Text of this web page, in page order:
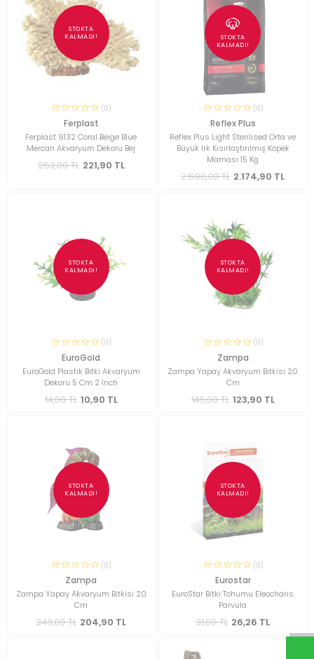
STOKTA
KALMADI!
(0)
Ferplast
Ferplast 9132 Coral Beige Blue
Mercan Akvaryum Dekoru Bej
262,00 TL 221,90 TL
STOKTA
KALMADI!
(0)
Reflex Plus
Reflex Plus Light Sterilised Orta ve
Büyük Irk Kısırlaştırılmış Köpek
Maması 15 Kg
2.690,00 TL 2.174,90 TL
STOKTA
KALMADI!
(0)
EuroGold
EuroGold Plastik Bitki Akvaryum
Dekoru 5 Cm 2 İnch
14,00 TL 10,90 TL
STOKTA
KALMADI!
(0)
Zampa
Zampa Yapay Akvaryum Bitkisi 20
Cm
145,00 TL 123,90 TL
STOKTA
KALMADI!
(0)
Zampa
Zampa Yapay Akvaryum Bitkisi 20
Cm
240,00 TL 204,90 TL
STOKTA
KALMADI!
(0)
Eurostar
EuroStar Bitki Tohumu Eleocharis
Parvula
31,00 TL 26,26 TL